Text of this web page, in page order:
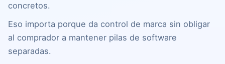
concretos.
Eso importa porque da control de marca sin obligar
al comprador a mantener pilas de software
separadas.